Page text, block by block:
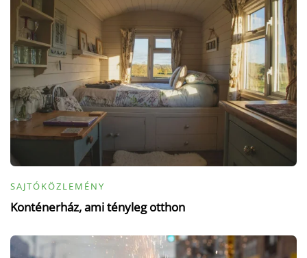
SAJTÓKÖZLEMÉNY
Konténerház, ami tényleg otthon